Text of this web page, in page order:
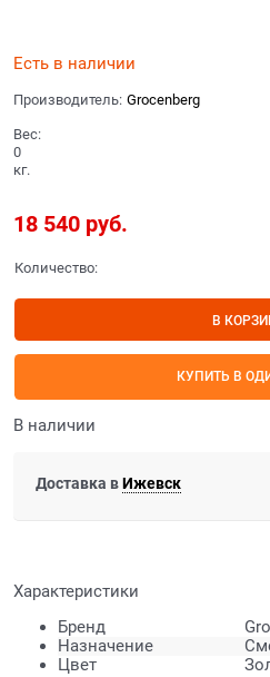
Есть в наличии
Производитель: Grocenberg
Вес:
0
кг.
18 540 руб.
Количество:
В
КУПИТЬ В
В наличии
Доставка вИжевск
Характеристики
Бренд
Назначение
Цвет